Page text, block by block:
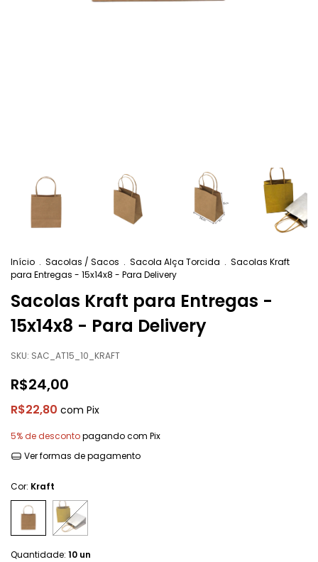
Início . Sacolas / Sacos . Sacola Alça Torcida . Sacolas Kraft
para Entregas - 15x14x8 - Para Delivery
Sacolas Kraft para Entregas -
15x14x8 - Para Delivery
SKU: SAC_AT15_10_KRAFT
R$24,00
R$22,80 com Pix
5% de descontopagando com Pix
Ver formas de pagamento
Cor: Kraft
Quantidade: 10 un